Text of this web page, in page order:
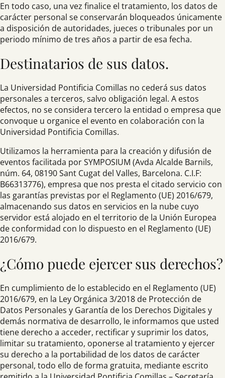
En todo caso, una vez finalice el tratamiento, los datos de
carácter personal se conservarán bloqueados únicamente
a disposición de autoridades, jueces o tribunales por un
periodo mínimo de tres años a partir de esa fecha.
Destinatarios de sus datos.
La Universidad Pontificia Comillas no cederá sus datos
personales a terceros, salvo obligación legal. A estos
efectos, no se considera tercero la entidad o empresa que
convoque u organice el evento en colaboración con la
Universidad Pontificia Comillas.
Utilizamos la herramienta para la creación y difusión de
eventos facilitada por SYMPOSIUM (Avda Alcalde Barnils,
núm. 64, 08190 Sant Cugat del Valles, Barcelona. C.I.F:
B66313776), empresa que nos presta el citado servicio con
las garantías previstas por el Reglamento (UE) 2016/679,
almacenando sus datos en servicios en la nube cuyo
servidor está alojado en el territorio de la Unión Europea
de conformidad con lo dispuesto en el Reglamento (UE)
2016/679.
¿Cómo puede ejercer sus derechos?
En cumplimiento de lo establecido en el Reglamento (UE)
2016/679, en la Ley Orgánica 3/2018 de Protección de
Datos Personales y Garantía de los Derechos Digitales y
demás normativa de desarrollo, le informamos que usted
tiene derecho a acceder, rectificar y suprimir los datos,
limitar su tratamiento, oponerse al tratamiento y ejercer
su derecho a la portabilidad de los datos de carácter
personal, todo ello de forma gratuita, mediante escrito